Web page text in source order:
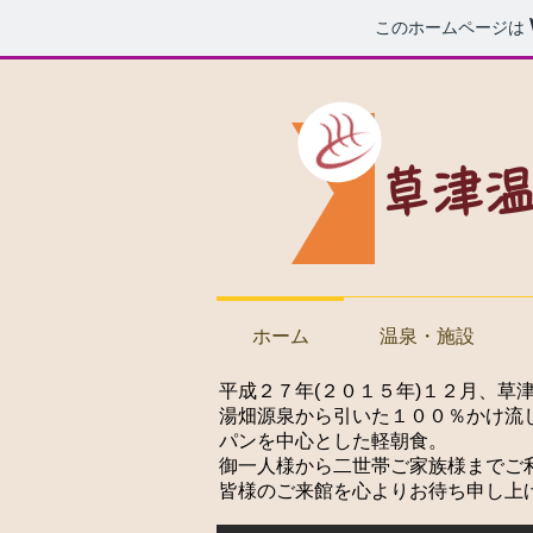
このホームページは
草津
ホーム 温泉・施設
平成２７年(２０１５年)１２月、草
湯畑源泉から引いた１００％かけ流
パンを中心とした軽朝食。
御一人様から二世帯ご家族様までご
皆様のご来館を心よりお待ち申し上